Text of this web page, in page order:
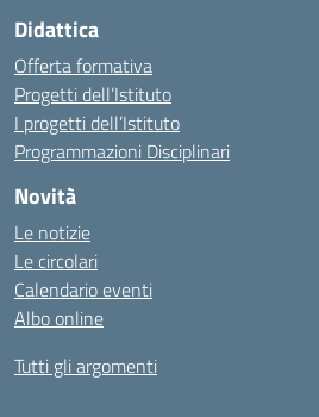
Didattica
Offerta formativa
Progetti dell’Istituto
I progetti dell’Istituto
Programmazioni Disciplinari
Novità
Le notizie
Le circolari
Calendario eventi
Albo online
Tutti gli argomenti